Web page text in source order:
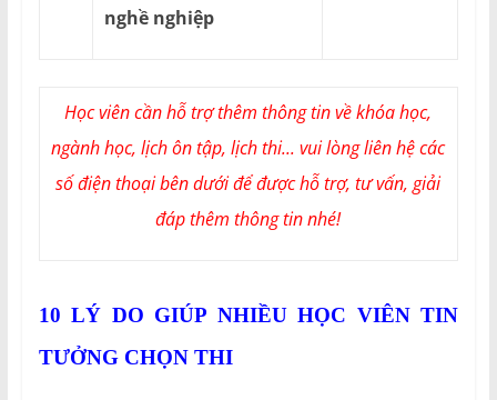
nghề nghiệp
Học viên cần hỗ trợ thêm thông tin về khóa học,
ngành học, lịch ôn tập, lịch thi... vui lòng liên hệ các
số điện thoại bên dưới để được hỗ trợ, tư vấn, giải
đáp thêm thông tin nhé!
10 LÝ DO GIÚP NHIỀU HỌC VIÊN TIN
TƯỞNG CHỌN THI